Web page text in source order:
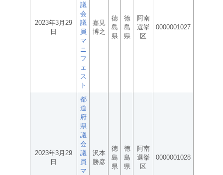
2023年3月29
日
議
会
議
員
マ
ニ
フ
ェ
ス
ト
嘉見
博之
徳
島
県
徳
島
県
阿南
選挙
区
0000001027
2023年3月29
日
都
道
府
県
議
会
議
員
マ
沢本
勝彦
徳
島
県
徳
島
県
阿南
選挙
区
0000001028